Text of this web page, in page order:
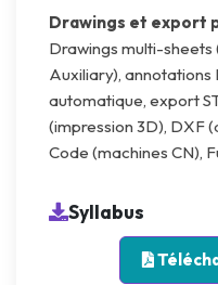
Drawings et export
Drawings multi-sheets
Auxiliary), annotations
automatique, export
(impression 3D), DXF
Code (machines CN),
Syllabus